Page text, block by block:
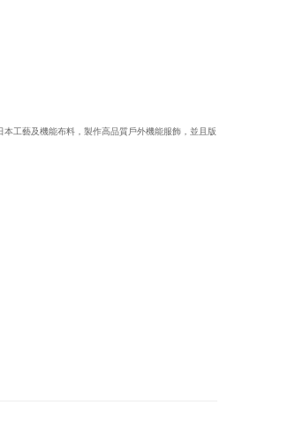
工藝及機能布料，製作高品質戶外機能服飾，並且版